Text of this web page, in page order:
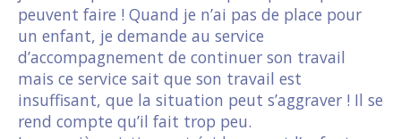
peuvent faire ! Quand je n’ai pas de place pour
un enfant, je demande au service
d’accompagnement de continuer son travail
mais ce service sait que son travail est
insuffisant, que la situation peut s’aggraver ! Il se
rend compte qu’il fait trop peu.